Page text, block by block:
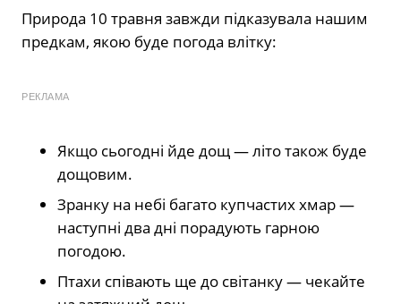
Природа 10 травня завжди підказувала нашим
предкам, якою буде погода влітку:
РЕКЛАМА
Якщо сьогодні йде дощ — літо також буде
дощовим.
Зранку на небі багато купчастих хмар —
наступні два дні порадують гарною
погодою.
Птахи співають ще до світанку — чекайте